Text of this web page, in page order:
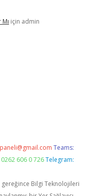
için admin
Teams:
606 0 726 Telegram:
gereğince Bilgi Teknolojileri